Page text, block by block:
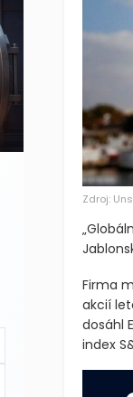
Zdroj:
Firma
akcií
dosáhl
index